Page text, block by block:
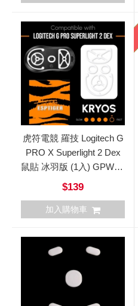
虎符電競 羅技 Logitech G
PRO X Superlight 2 Dex
鼠貼 冰羽版 (1入) GPWX2
DEX
$139
加入購物車